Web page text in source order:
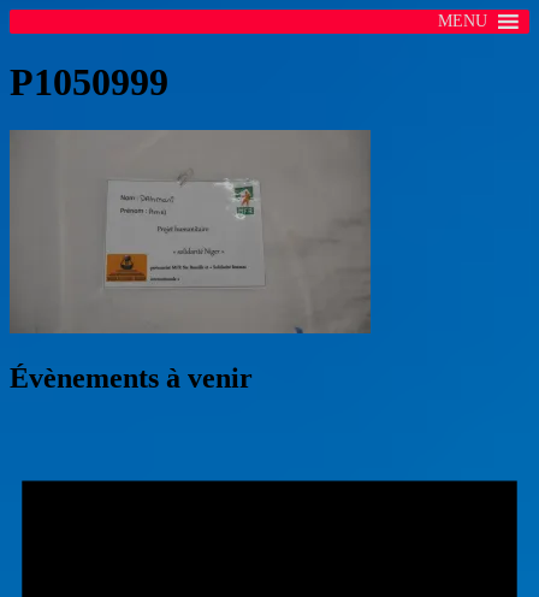
MENU
P1050999
Évènements à venir